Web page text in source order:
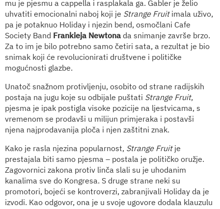
mu je pjesmu a cappella i rasplakala ga. Gabler je želio
uhvatiti emocionalni naboj koji je Strange Fruitimala uživo,
pa je potaknuo Holiday i njezin bend, osmočlani Cafe
Society Band Frankieja Newtona da snimanje završe brzo.
Za to im je bilo potrebno samo četiri sata, a rezultat je bio
snimak koji će revolucionirati društvene i političke
mogućnosti glazbe.
Unatoč snažnom protivljenju, osobito od strane radijskih
postaja na jugu koje su odbijale puštati Strange Fruit,
pjesma je ipak postigla visoke pozicije na ljestvicama, s
vremenom se prodavši u milijun primjeraka i postavši
njena najprodavanija ploča i njen zaštitni znak.
Kako je rasla njezina popularnost, Strange Fruitje
prestajala biti samo pjesma – postala je političko oružje.
Zagovornici zakona protiv linča slali su je uhodanim
kanalima sve do Kongresa. S druge strane neki su
promotori, bojeći se kontroverzi, zabranjivali Holiday da je
izvodi. Kao odgovor, ona je u svoje ugovore dodala klauzulu